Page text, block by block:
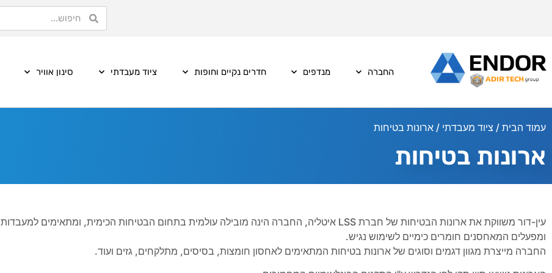
החברה מנדפים חדרים נקיים וחופות ציוד מעבדתי סינון אוויר
עמוד הבית / ציוד מעבדתי / ארונות בטיחות
ארונות בטיחות
עין-דור משווקת את ארונות הבטיחות של חברת LSS איטליה, החברה הינה מובילה עולמית בתחום הבטיחות הכימית, ומתאימים למעבדות
ומפעלים המאחסנים חומרים כימיים לשימוש נגיש.
החברה מייצרת מגוון דגמים וסוגים של ארונות בטיחות המתאימים לאחסון חומצות, בסיסים, מתלקחים, גזים ועוד.